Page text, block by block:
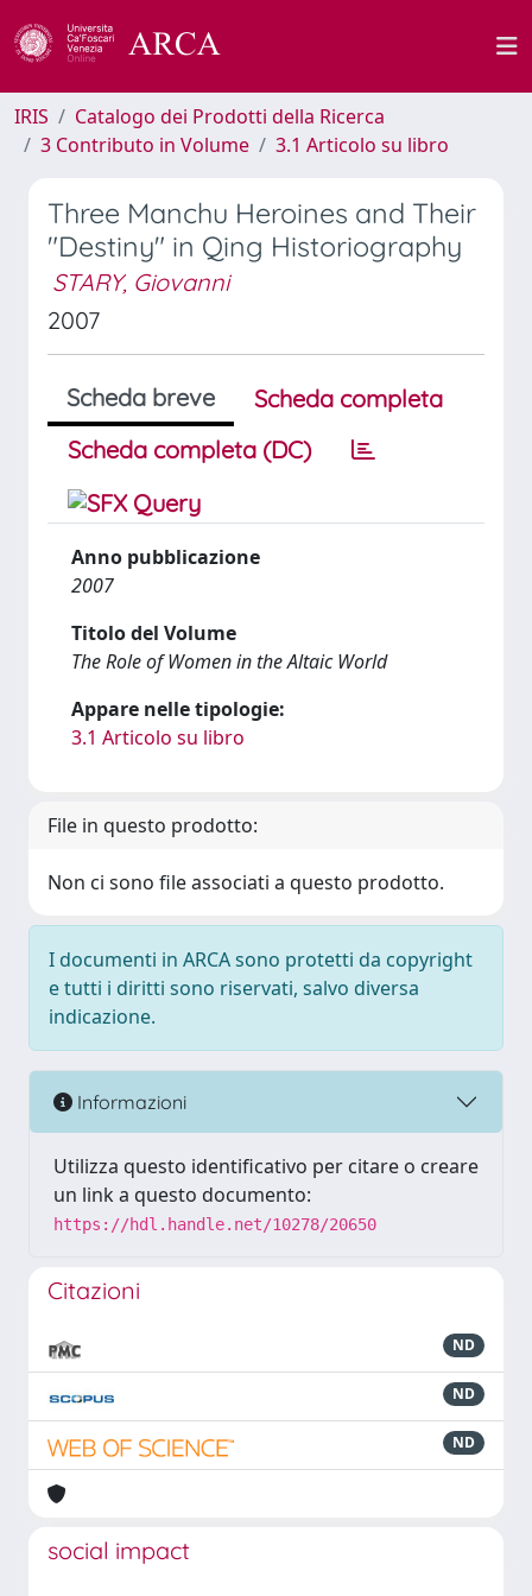
IRIS
Catalogo dei Prodotti della Ricerca
3 Contributo in Volume
3.1 Articolo su libro
Three Manchu Heroines and Their
"Destiny" in Qing Historiography
STARY, Giovanni
2007
Scheda breve
Scheda completa
Scheda completa (DC)
Anno pubblicazione
2007
Titolo del Volume
The Role of Women in the Altaic World
Appare nelle tipologie:
3.1 Articolo su libro
File in questo prodotto:
Non ci sono file associati a questo prodotto.
I documenti in ARCA sono protetti da copyright
e tutti i diritti sono riservati, salvo diversa
indicazione.
Informazioni
Utilizza questo identificativo per citare o creare
un link a questo documento:
https://hdl.handle.net/10278/20650
Citazioni
ND
ND
ND
social impact